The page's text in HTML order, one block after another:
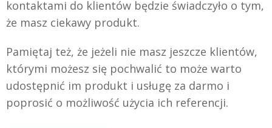
kontaktami do klientów będzie świadczyło o tym,
że masz ciekawy produkt.
Pamiętaj też, że jeżeli nie masz jeszcze klientów,
którymi możesz się pochwalić to może warto
udostępnić im produkt i usługę za darmo i
poprosić o możliwość użycia ich referencji.